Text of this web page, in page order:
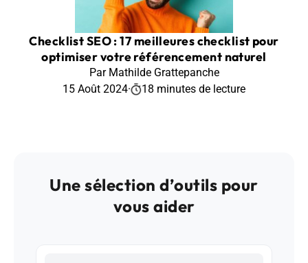
Checklist SEO : 17 meilleures checklist pour
optimiser votre référencement naturel
Par Mathilde Grattepanche
15 Août 2024· 18 minutes de lecture
Une sélection d’outils pour
vous aider